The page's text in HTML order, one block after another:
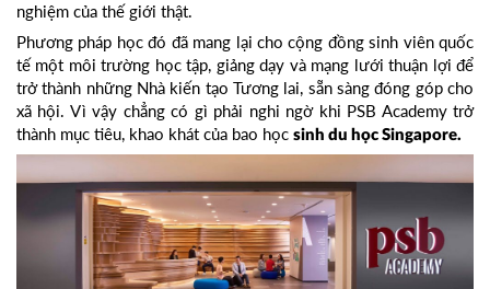
nghiệm của thế giới thật.
Phương pháp học đó đã mang lại cho cộng đồng sinh viên quốc
tế một môi trường học tập, giảng dạy và mạng lưới thuận lợi để
trở thành những Nhà kiến tạo Tương lai, sẵn sàng đóng góp cho
xã hội. Vì vậy chẳng có gì phải nghi ngờ khi PSB Academy trở
thành mục tiêu, khao khát của bao học sinh du học Singapore.